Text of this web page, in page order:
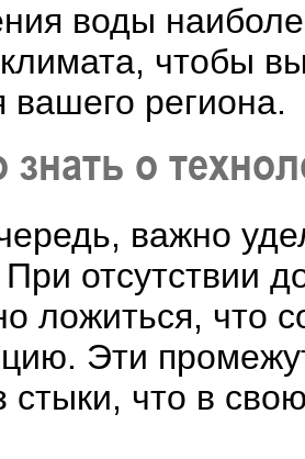
воды
чтобы
региона.
о
важно
отсутствии
ложиться, что
Эти
стыки, что в